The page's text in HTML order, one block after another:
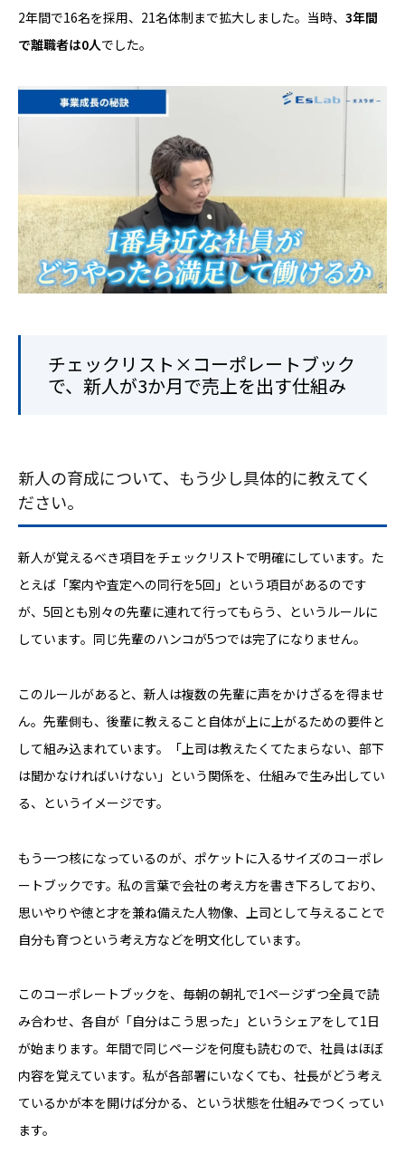
2年間で16名を採用、21名体制まで拡大しました。当時、 3年間
で離職者は0人でした。
チェックリスト×コーポレートブック
で、新人が3か月で売上を出す仕組み
新人の育成について、もう少し具体的に教えてく
ださい。
新人が覚えるべき項目をチェックリストで明確にしています。た
とえば「案内や査定への同行を5回」という項目があるのです
が、5回とも別々の先輩に連れて行ってもらう、というルールに
しています。同じ先輩のハンコが5つでは完了になりません。
このルールがあると、新人は複数の先輩に声をかけざるを得ませ
ん。先輩側も、後輩に教えること自体が上に上がるための要件と
して組み込まれています。「上司は教えたくてたまらない、部下
は聞かなければいけない」という関係を、仕組みで生み出してい
る、というイメージです。
もう一つ核になっているのが、ポケットに入るサイズのコーポレ
ートブックです。私の言葉で会社の考え方を書き下ろしており、
思いやりや徳と才を兼ね備えた人物像、上司として与えることで
自分も育つという考え方などを明文化しています。
このコーポレートブックを、毎朝の朝礼で1ページずつ全員で読
み合わせ、各自が「自分はこう思った」というシェアをして1日
が始まります。年間で同じページを何度も読むので、社員はほぼ
内容を覚えています。私が各部署にいなくても、社長がどう考え
ているかが本を開けば分かる、という状態を仕組みでつくってい
ます。